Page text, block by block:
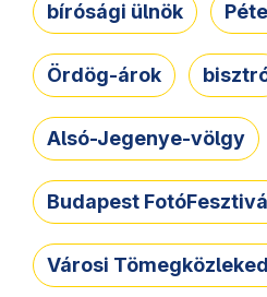
bírósági ülnök
Ördög-árok
Alsó-Jegenye-völgy
Budapest
Városi